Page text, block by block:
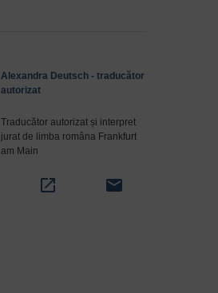
Alexandra Deutsch - traducător
autorizat
Traducător autorizat și interpret
jurat de limba româna Frankfurt
am Main
open_in_new email